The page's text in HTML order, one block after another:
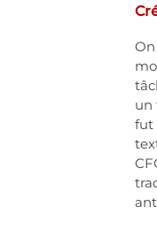
On
un
fut